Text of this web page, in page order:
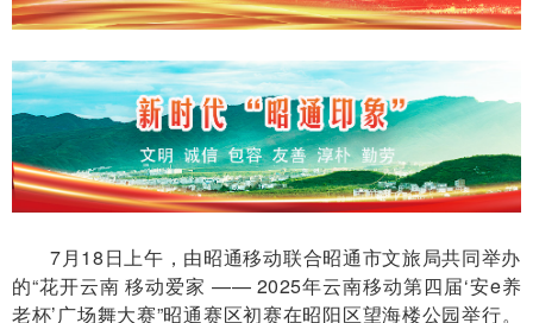
7月18日上午，由昭通移动联合昭通市文旅局共同举办
的“花开云南 移动爱家 —— 2025年云南移动第四届‘安e养
老杯’广场舞大赛”昭通赛区初赛在昭阳区望海楼公园举行。